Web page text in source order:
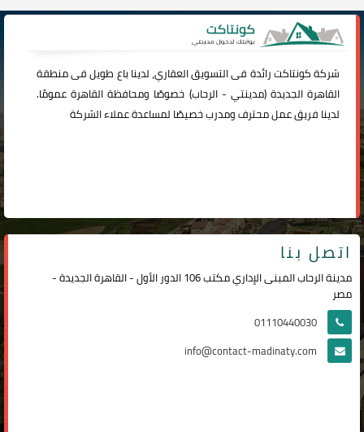
شركةكونتاكترائدة فى التسويق العقاري، لدينا باع طويل فى منطقة
القاهرة الجديدة (مدينتي -الرحاب) خصوصًا ومحافظة القاهرة عمومًا.
لدينا فريق عمل محترف ومدرب خصيصًا لمساعدة عملاء الشركة
اتصل بنا
مدينة الرحاب المبنى الإداري مكتب 106 الدور الأول - القاهرة الجديدة -
مصر
01110440030
info@contact-madinaty.com